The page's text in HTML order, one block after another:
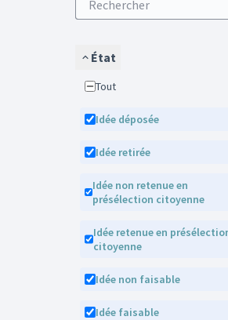
État
Tout
Idée déposée
Idée retirée
Idée non retenue en
présélection citoyenne
Idée retenue en présélection
citoyenne
Idée non faisable
Idée faisable